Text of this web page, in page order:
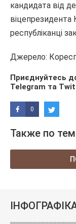
кандидата від
віцепрезидента
республіканці
Джерело:
Приєднуйтесь
Telegram та
0
Также по